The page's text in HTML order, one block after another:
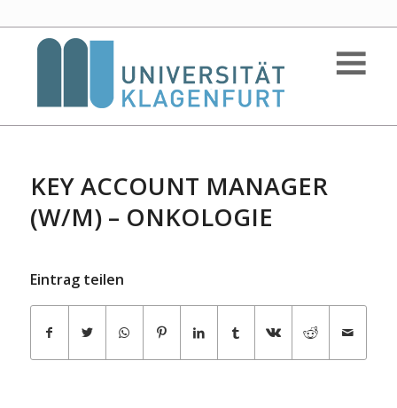
KEY ACCOUNT MANAGER
(W/M) – ONKOLOGIE
Eintrag teilen